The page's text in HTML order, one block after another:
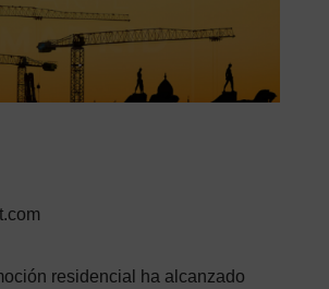
residencial ha alcanzado